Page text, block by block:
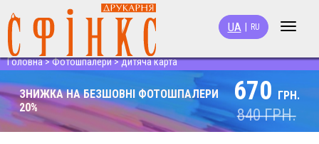
Toggle
UA RU
Головна>Фотошпалери>дитяча карта
ЗНИЖКА НА БЕЗШОВНІ ФОТОШПАЛЕРИ
20%
670 ГРН.
840ГРН.